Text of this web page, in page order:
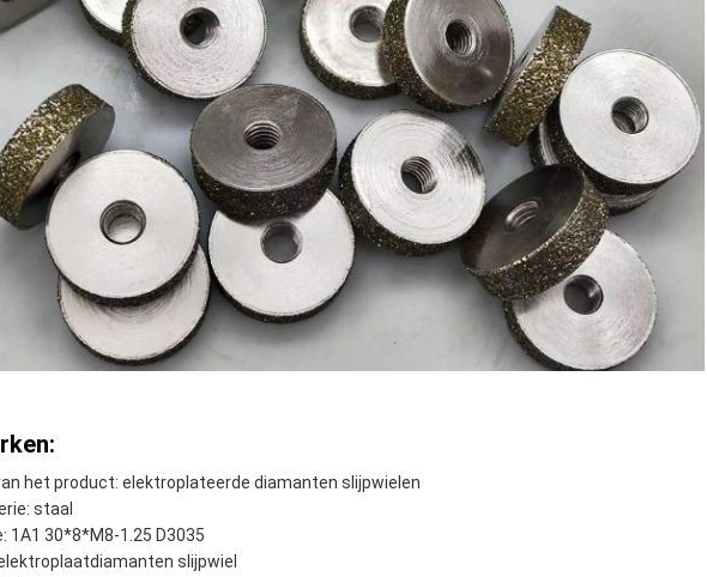
het product: elektroplateerde diamanten slijpwielen
staal
1A1 30*8*M8-1.25 D3035
slijpwiel